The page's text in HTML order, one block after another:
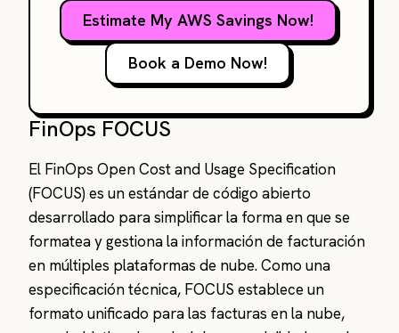
Estimate My AWS Savings Now!
Book a Demo Now!
FinOps FOCUS
El FinOps Open Cost and Usage Specification
(FOCUS) es un estándar de código abierto
desarrollado para simplificar la forma en que se
formatea y gestiona la información de facturación
en múltiples plataformas de nube. Como una
especificación técnica, FOCUS establece un
formato unificado para las facturas en la nube,